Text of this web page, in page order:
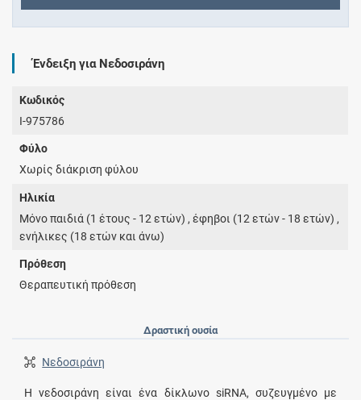
Ένδειξη για Νεδοσιράνη
Κωδικός
I-975786
Φύλο
Χωρίς διάκριση φύλου
Ηλικία
Μόνο παιδιά (1 έτους - 12 ετών) , έφηβοι (12 ετών - 18 ετών) ,
ενήλικες (18 ετών και άνω)
Πρόθεση
Θεραπευτική πρόθεση
Δραστική ουσία
Νεδοσιράνη
Η νεδοσιράνη είναι ένα δίκλωνο siRNA, συζευγμένο με